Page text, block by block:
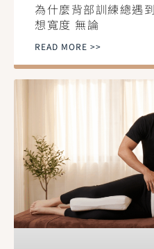
為什麼背部訓練總遇
想寬度 無論
READ MORE >>